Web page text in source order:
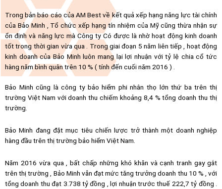
Trong bản báo cáo của AM Best về kết quả xếp hạng năng lực tài chính
của Bảo Minh , Tổ chức xếp hạng tín nhiệm của Mỹ cũng thừa nhận sự
ổn định và năng lực mà Công ty Có được là nhờ hoạt động kinh doanh
tốt trong thời gian vừa qua . Trong giai đoạn 5 năm liên tiếp , hoạt động
kinh doanh của Bảo Minh luôn mang lại lợi nhuận với tỷ lệ chia cổ tức
hàng năm bình quân trên 10 % ( tính đến cuối năm 2016 ) .
Bảo Minh cũng là công ty bảo hiểm phi nhân thọ lớn thứ ba trên thị
trường Việt Nam với doanh thu chiếm khoảng 8,4 % tổng doanh thu thị
trường.
Bảo Minh đang đặt mục tiêu chiến lược trở thành một doanh nghiệp
hàng đầu trên thị trường bảo hiểm Việt Nam.
Năm 2016 vừa qua , bất chấp những khó khăn và cạnh tranh gay gắt
trên thị trường , Bảo Minh vẫn đạt mức tăng trưởng doanh thu 10 % , với
tổng doanh thu đạt 3.738 tỷ đồng , lợi nhuận trước thuế 222,7 tỷ đồng .